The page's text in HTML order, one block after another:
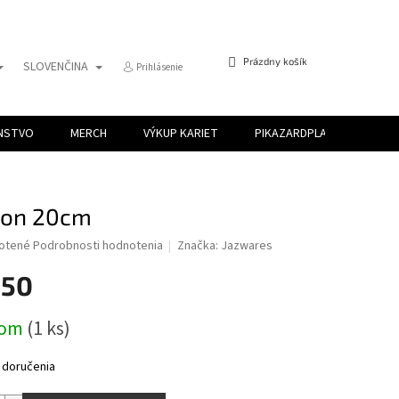
SLOVENČINA Prihlásenie
NÁKUPNÝ
Prázdny košík
MERCH VÝKUP KARIET PIKAZARDPLAY
20cm
Podrobnosti hodnotenia Značka: Jazwares
(1 ks)